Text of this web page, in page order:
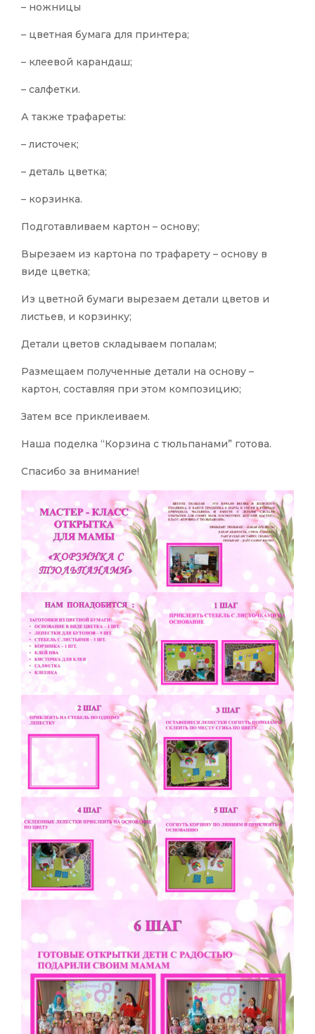
– ножницы
– цветная бумага для принтера;
– клеевой карандаш;
– салфетки.
А также трафареты:
– листочек;
– деталь цветка;
– корзинка.
Подготавливаем картон – основу;
Вырезаем из картона по трафарету – основу в
виде цветка;
Из цветной бумаги вырезаем детали цветов и
листьев, и корзинку;
Детали цветов складываем попалам;
Размещаем полученные детали на основу –
картон, составляя при этом композицию;
Затем все приклеиваем.
Наша поделка “Корзина с тюльпанами” готова.
Спасибо за внимание!